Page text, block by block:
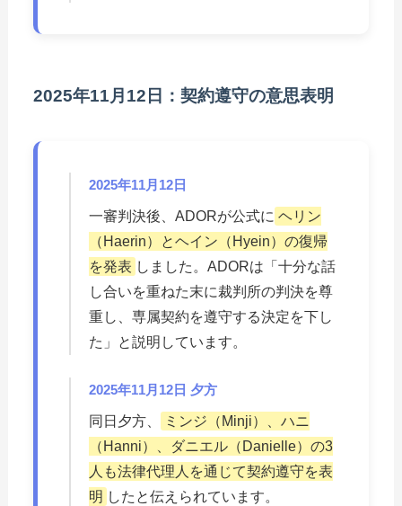
2025年11月12日：契約遵守の意思表明
2025年11月12日
一審判決後、ADORが公式に ヘリン
（Haerin）とヘイン（Hyein）の復帰
を発表 しました。ADORは「十分な話
し合いを重ねた末に裁判所の判決を尊
重し、専属契約を遵守する決定を下し
た」と説明しています。
2025年11月12日 夕方
同日夕方、
ミンジ（Minji）、ハニ
（Hanni）、ダニエル（Danielle）の3
人も法律代理人を通じて契約遵守を表
明 したと伝えられています。